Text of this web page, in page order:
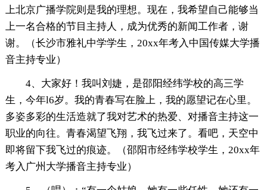
上北京广播学院则是我的理想。现在，我希望自己能够当
上一名合格的节目主持人，成为优秀的新闻工作者，谢
谢。（长沙市雅礼中学学生，20xx年考入中国传媒大学播
音主持专业）
4、大家好！我叫刘婕，是邵阳经纬学校的高三学
生，今年l6岁。我的青春写在脸上，我的愿望记在心里。
多姿多彩的生活造就了我对艺术的热爱、对播音主持这一
职业的向往。青春渴望飞翔，我飞过来了。看吧，天空中
即将留下我飞过的痕迹。（邵阳市经纬学校学生，20xx年
考入广州大学播音主持专业）